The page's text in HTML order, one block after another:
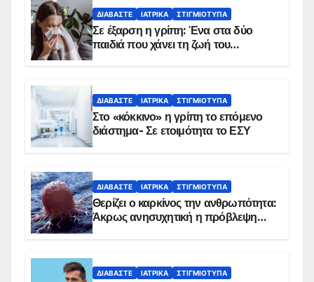
ΔΙΑΒΆΣΤΕ ΙΑΤΡΙΚΆ ΣΤΙΓΜΙΌΤΥΠΑ
Σε έξαρση η γρίπη: Ένα στα δύο
παιδιά που χάνει τη ζωή του
ΔΙΑΒΆΣΤΕ ΙΑΤΡΙΚΆ ΣΤΙΓΜΙΌΤΥΠΑ
Στο «κόκκινο» η γρίπη το επόμενο
διάστημα- Σε ετοιμότητα το ΕΣΥ
ΔΙΑΒΆΣΤΕ ΙΑΤΡΙΚΆ ΣΤΙΓΜΙΌΤΥΠΑ
Θερίζει ο καρκίνος την ανθρωπότητα:
Άκρως ανησυχητική η πρόβλεψη…
ΔΙΑΒΆΣΤΕ ΙΑΤΡΙΚΆ ΣΤΙΓΜΙΌΤΥΠΑ